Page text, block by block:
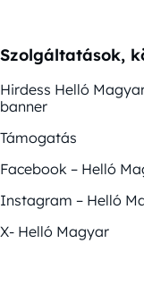
Szolgáltatások,
Hirdess Helló
banner
Támogatás
Facebook – Helló
Instagram – Helló
X- Helló Magyar